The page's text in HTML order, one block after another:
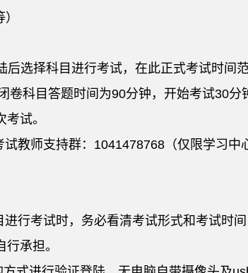
选择科目进行考试，在此正式考试时间
科目答题时间为90分钟，开始考试30
试。
教师支持群：1041478768（仅限学习中
行考试时，务必看清考试形式和考试时
承担。